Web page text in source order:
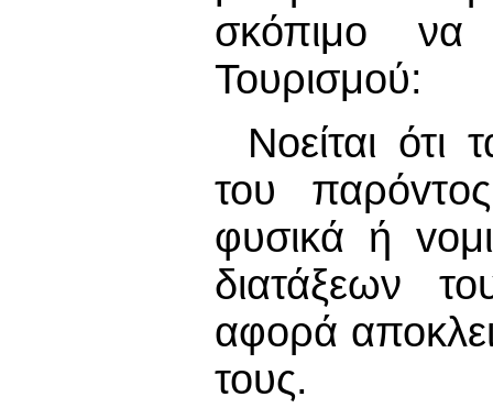
σκόπιμο να
Τουρισμού:
Νοείται
του
φυσικά ή
διατάξεων
αφορά
τους.